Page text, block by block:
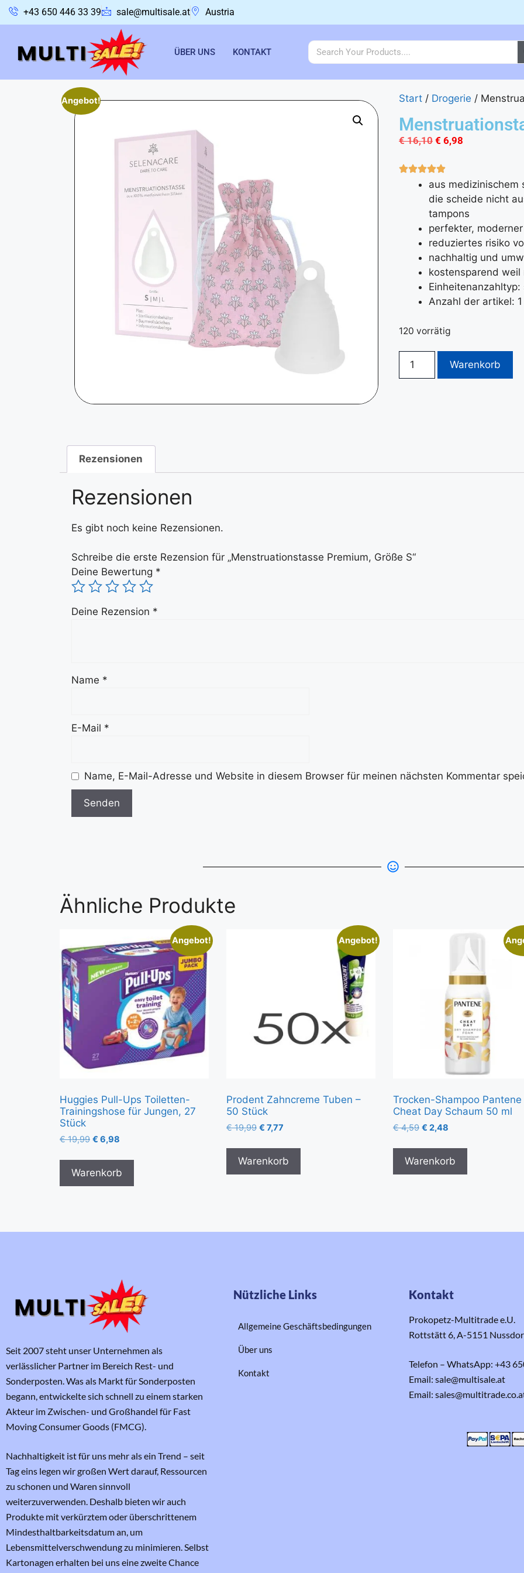
+43 650 446 33 39 sale@multisale.at Austria
ÜBER UNS KONTAKT
Angebot! Start / Drogerie /
€16,10 € 6,98
aus medizinischem
die scheide nicht
tampons
perfekter,
reduziertes risiko
nachhaltig und
kostensparend
Einheitenanzahltyp:
Anzahl der artikel: 1
120 vorrätig
Warenkorb
Rezensionen
Rezensionen
Es gibt noch keine Rezensionen.
Schreibe die erste Rezension für „Menstruationstasse Premium, Größe S“
Deine Bewertung *
Deine Rezension *
Name *
E-Mail *
Name, E-Mail-Adresse und Website in diesem Browser für meinen nächsten Kommentar
Ähnliche Produkte
Angebot!
Huggies Pull-Ups Toiletten-
Trainingshose für Jungen, 27
Stück
€19,99 € 6,98
Warenkorb
Angebot!
Prodent Zahncreme Tuben –
50 Stück
€19,99 € 7,77
Warenkorb
Trocken-Shampoo Pantene
Cheat Day Schaum 50 ml
€4,59 € 2,48
Warenkorb
Seit 2007 steht unser Unternehmen als
verlässlicher Partner im Bereich Rest- und
Sonderposten. Was als Markt für Sonderposten
begann, entwickelte sich schnell zu einem starken
Akteur im Zwischen- und Großhandel für Fast
Moving Consumer Goods (FMCG).
Nachhaltigkeit ist für uns mehr als ein Trend – seit
Tag eins legen wir großen Wert darauf, Ressourcen
zu schonen und Waren sinnvoll
weiterzuverwenden. Deshalb bieten wir auch
Produkte mit verkürztem oder überschrittenem
Mindesthaltbarkeitsdatum an, um
Lebensmittelverschwendung zu minimieren. Selbst
Kartonagen erhalten bei uns eine zweite Chance
Nützliche Links
Allgemeine Geschäftsbedingungen
Über uns
Kontakt
Kontakt
Prokopetz-Multitrade e.U.
Rottstätt 6, A-5151
Telefon – WhatsApp: +43
Email: sale@multisale.at
Email: